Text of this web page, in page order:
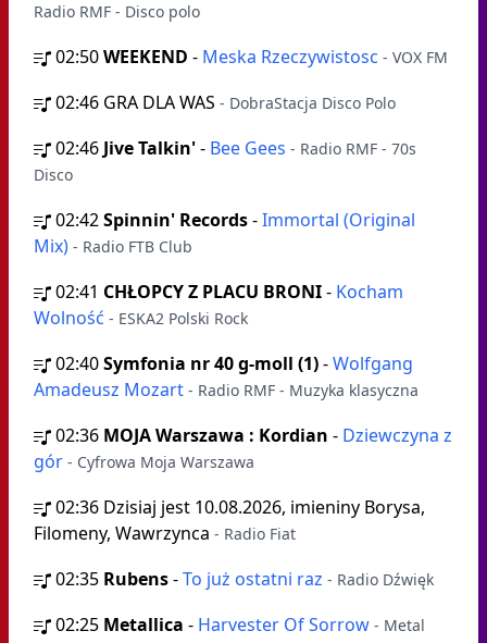
Radio RMF - Disco polo
02:50WEEKEND - Meska Rzeczywistosc - VOX FM
02:46 GRA DLA WAS - DobraStacja Disco Polo
02:46 Jive Talkin'- Bee Gees - Radio RMF - 70s
Disco
02:42Spinnin' Records-Immortal (Original
Mix) - Radio FTB Club
02:41 CHŁOPCY Z PLACU BRONI- Kocham
Wolność - ESKA2 Polski Rock
02:40Symfonia nr 40 g-moll (1)-Wolfgang
Amadeusz Mozart - Radio RMF - Muzyka klasyczna
02:36 MOJA Warszawa : Kordian - Dziewczyna z
gór - Cyfrowa Moja Warszawa
02:36 Dzisiaj jest 10.08.2026, imieniny Borysa,
Filomeny, Wawrzynca - Radio Fiat
02:35 Rubens-To już ostatni raz - Radio Dźwięk
02:25 Metallica - Harvester Of Sorrow - Metal